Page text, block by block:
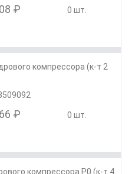
₽ 0 шт.
компрессора (к-т 2
₽ 0 шт.
компрессора Р0 (к-т 4